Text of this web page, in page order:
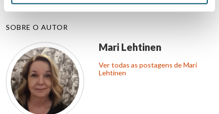
SOBRE O AUTOR
Mari Lehtinen
Ver todas as postagens de Mari
Lehtinen